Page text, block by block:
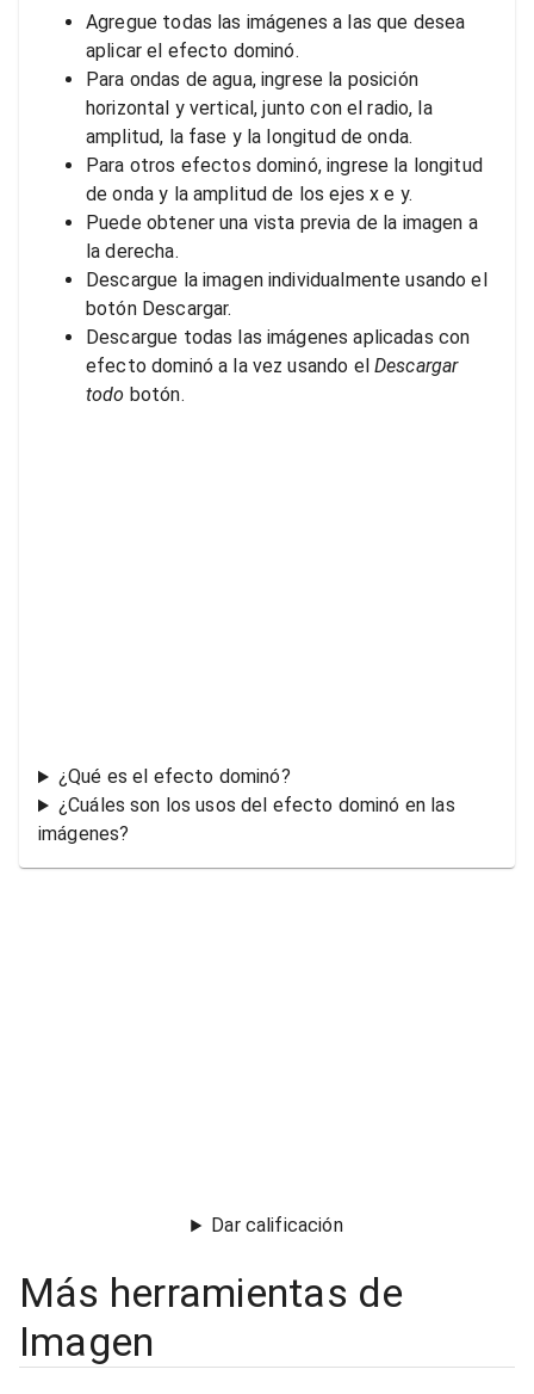
Agregue todas las imágenes a las que desea
aplicar el efecto dominó.
Para ondas de agua, ingrese la posición
horizontal y vertical, junto con el radio, la
amplitud, la fase y la longitud de onda.
Para otros efectos dominó, ingrese la longitud
de onda y la amplitud de los ejes x e y.
Puede obtener una vista previa de la imagen a
la derecha.
Descargue la imagen individualmente usando el
botón Descargar.
Descargue todas las imágenes aplicadas con
efecto dominó a la vez usando el Descargar
todo botón.
¿Qué es el efecto dominó?
¿Cuáles son los usos del efecto dominó en las
imágenes?
Dar calificación
Más herramientas de
Imagen